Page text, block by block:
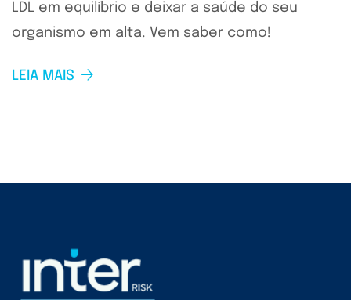
LDL em equilíbrio e deixar a saúde do seu
organismo em alta. Vem saber como!
LEIA MAIS